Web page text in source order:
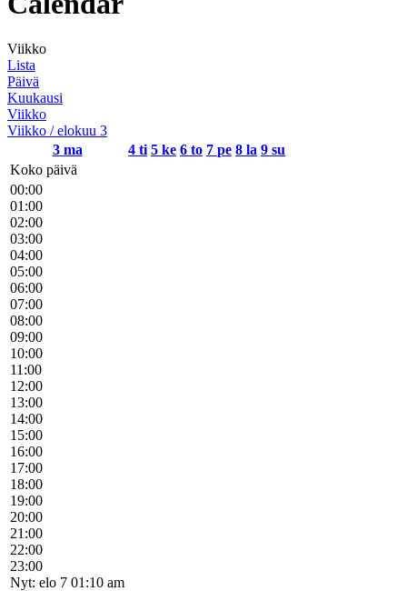
Viikko
Lista
Päivä
Kuukausi
Viikko
Viikko / elokuu 3
3 ma 4 ti 5 ke 6 to 7 pe 8 la 9 su
Koko päivä
00:00
01:00
02:00
03:00
04:00
05:00
06:00
07:00
08:00
09:00
10:00
11:00
12:00
13:00
14:00
15:00
16:00
17:00
18:00
19:00
20:00
21:00
22:00
23:00
Nyt: elo 7 01:10 am